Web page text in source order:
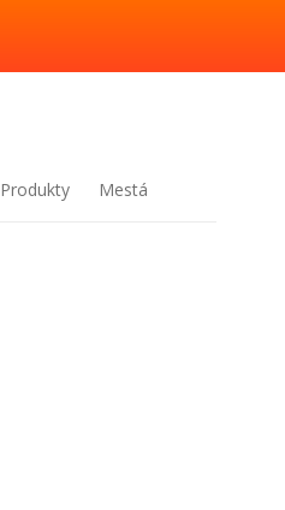
Produkty Mestá